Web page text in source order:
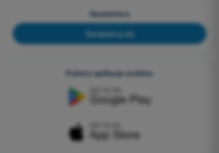
Newslettera
Zarejestruj się
Pobierz aplikacje mobilne